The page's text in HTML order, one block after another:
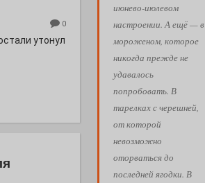
июнево-июлевом
настроении. А ещё — в
мороженом, которое
никогда прежде не
удавалось
попробовать. В
тарелках с черешней,
от которой
невозможно
оторваться до
последней ягодки. В
0
утонул